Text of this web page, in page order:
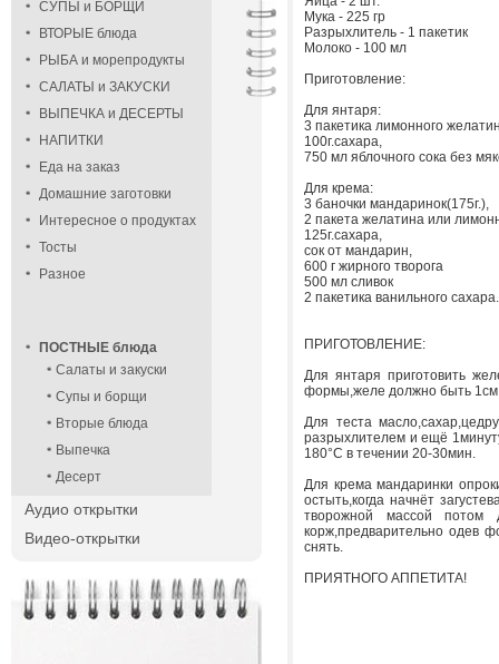
СУПЫ и БОРЩИ
ВТОРЫЕ блюда
РЫБА и морепродукты
САЛАТЫ и ЗАКУСКИ
ВЫПЕЧКА и ДЕСЕРТЫ
НАПИТКИ
Еда на заказ
Домашние заготовки
Интересное о продуктах
Тосты
Разное
ПОСТНЫЕ блюда
Салаты и закуски
Супы и борщи
Вторые блюда
Выпечка
Десерт
Аудио открытки
Видео-открытки
Мука - 225 гр
Разрыхлитель - 1 пакетик
Молоко - 100 мл
Приготовление:
Для янтаря:
3 пакетика лимонного
100г.сахара,
750 мл яблочного сока без
Для крема:
3 баночки мандаринок(175г.),
2 пакета желатина или
125г.сахара,
сок от мандарин,
600 г жирного творога
500 мл сливок
2 пакетика ванильного сахара.
ПРИГОТОВЛЕНИЕ:
Для янтаря приготовить
формы,желе должно быть
Для теста
разрыхлителем и ещё
180°C в течении 20-30мин.
Для крема мандаринки
остыть,когда начнёт
творожной массой потом
корж,предварительно одев
снять.
ПРИЯТНОГО АППЕТИТА!